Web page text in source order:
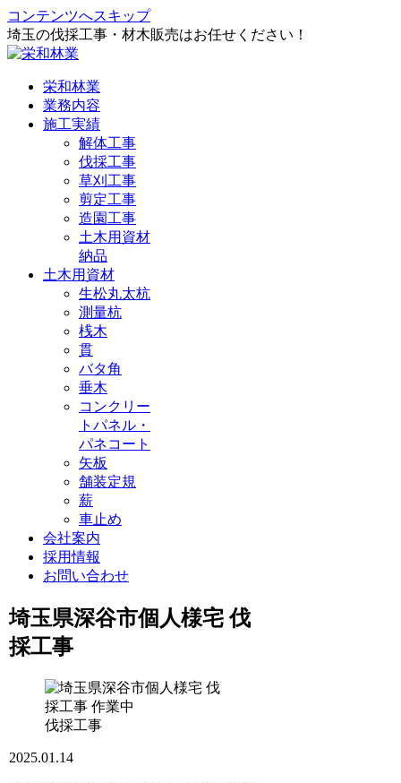
コンテンツへスキップ
埼玉の伐採工事・材木販売はお任せください！
栄和林業
業務内容
施工実績
解体工事
伐採工事
草刈工事
剪定工事
造園工事
土木用資材
納品
土木用資材
生松丸太杭
測量杭
桟木
貫
バタ角
垂木
コンクリー
トパネル・
パネコート
矢板
舗装定規
薪
車止め
会社案内
採用情報
お問い合わせ
埼玉県深谷市個人様宅 伐
採工事
伐採工事
2025.01.14